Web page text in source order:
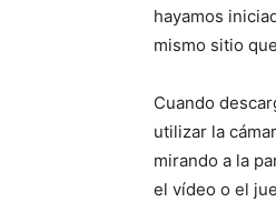
hayamos
mismo sitio
Cuando
utilizar la
mirando a la
el vídeo o el